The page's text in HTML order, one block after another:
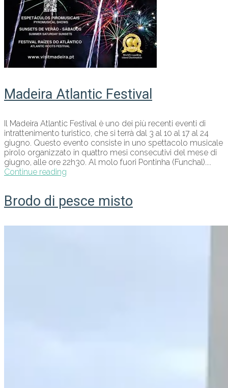
Madeira Atlantic Festival
Il Madeira Atlantic Festival è uno dei più recenti eventi di
intrattenimento turistico, che si terrà dal 3 al 10 al 17 al 24
giugno. Questo evento consiste in uno spettacolo musicale
pirolo organizzato in quattro mesi consecutivi del mese di
giugno, alle ore 22h30. Al molo fuori Pontinha (Funchal)....
Continue reading
Brodo di pesce misto